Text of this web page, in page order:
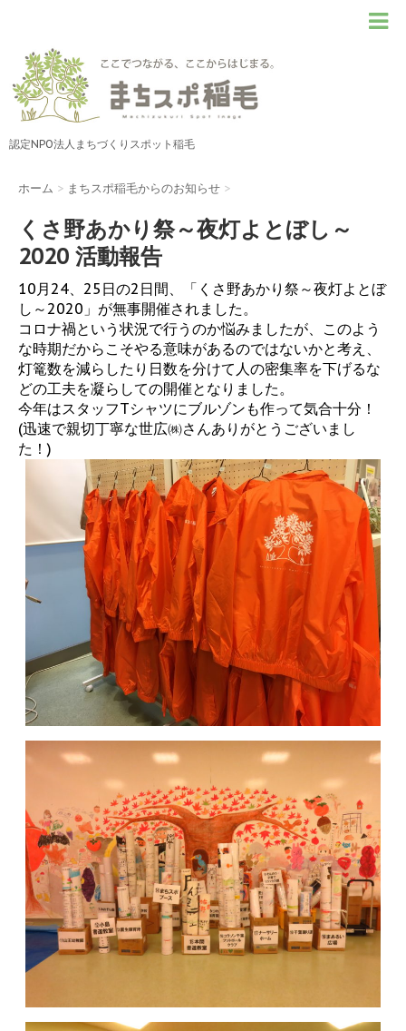
認定NPO法人まちづくりスポット稲毛
ホーム > まちスポ稲毛からのお知らせ >
くさ野あかり祭～夜灯よとぼし～
2020 活動報告
10月24、25日の2日間、「くさ野あかり祭～夜灯よとぼ
し～2020」が無事開催されました。
コロナ禍という状況で行うのか悩みましたが、このよう
な時期だからこそやる意味があるのではないかと考え、
灯篭数を減らしたり日数を分けて人の密集率を下げるな
どの工夫を凝らしての開催となりました。
今年はスタッフTシャツにブルゾンも作って気合十分！
(迅速で親切丁寧な世広㈱さんありがとうございまし
た！)